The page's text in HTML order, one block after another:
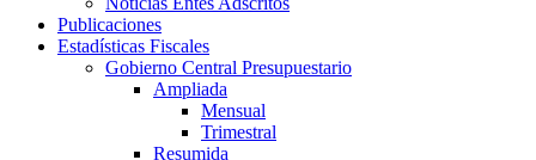
Publicaciones
Estadísticas Fiscales
Gobierno Central Presupuestario
Ampliada
Mensual
Trimestral
Resumida